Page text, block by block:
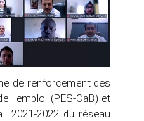
de renforcement des
l'emploi (PES-CaB) et
2021-2022 du réseau